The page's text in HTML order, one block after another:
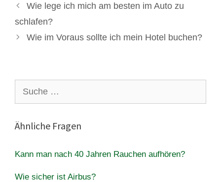
Wie lege ich mich am besten im Auto zu
schlafen?
Wie im Voraus sollte ich mein Hotel buchen?
nach:
Ähnliche Fragen
Kann man nach 40 Jahren Rauchen aufhören?
Wie sicher ist Airbus?